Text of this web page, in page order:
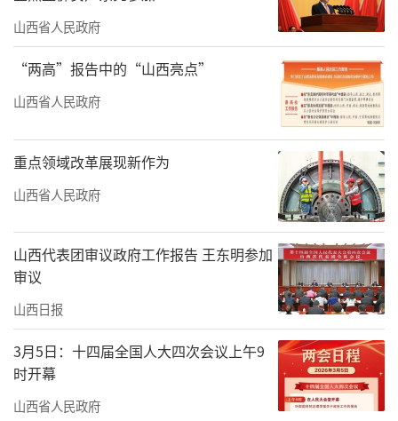
山西省人民政府
“两高”报告中的“山西亮点”
山西省人民政府
重点领域改革展现新作为
山西省人民政府
山西代表团审议政府工作报告 王东明参加
审议
山西日报
3月5日：十四届全国人大四次会议上午9
时开幕
山西省人民政府